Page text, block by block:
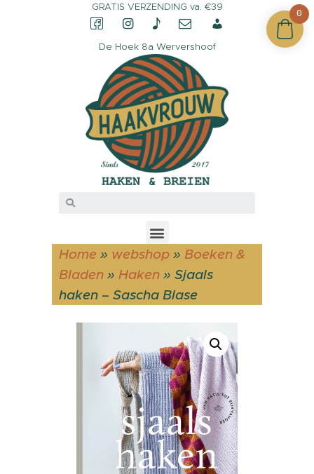
GRATIS VERZENDING va. €39
De Hoek 8a Wervershoof
Home » webshop » Boeken &
Bladen » Haken » Sjaals
haken – Sascha Blase
CONTACT &
OPENINGSTIJDEN
OVER HAAKVROUW
MIJN ACCOUNT
0